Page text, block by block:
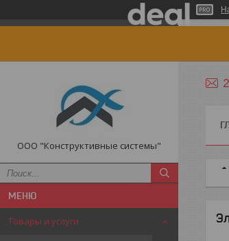
ООО "Конструктивные системы"
Товары и услуги